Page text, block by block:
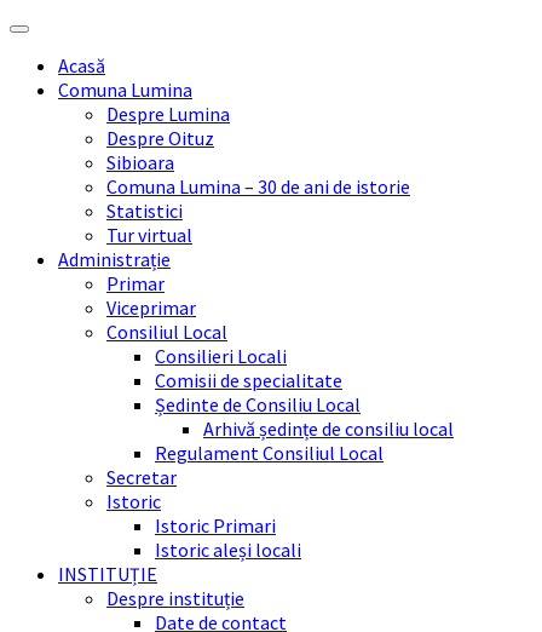
Skip
content
Skip
sidebar
Skip
right
sidebar
Skip
footerAcasă
Comuna Lumina
Despre Lumina
Despre Oituz
Sibioara
Comuna Lumina – 30 de ani de istorie
Statistici
Tur virtual
Administrație
Primar
Viceprimar
Consiliul Local
Consilieri Locali
Comisii de specialitate
Ședinte de Consiliu Local
Arhivă ședințe de consiliu local
Regulament Consiliul Local
Secretar
Istoric
Istoric Primari
Istoric aleși locali
INSTITUȚIE
Despre instituție
Date de contact